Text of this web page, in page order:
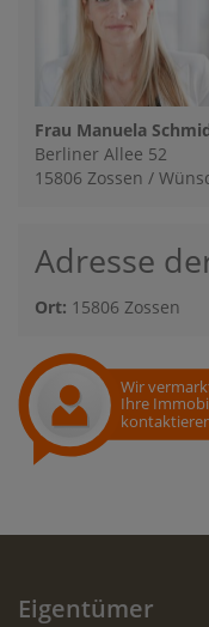
Frau Manuela
Berliner Allee 52
15806 Zossen /
Adresse
Ort: 15806 Zossen
Wir
Ihre
Eigentümer